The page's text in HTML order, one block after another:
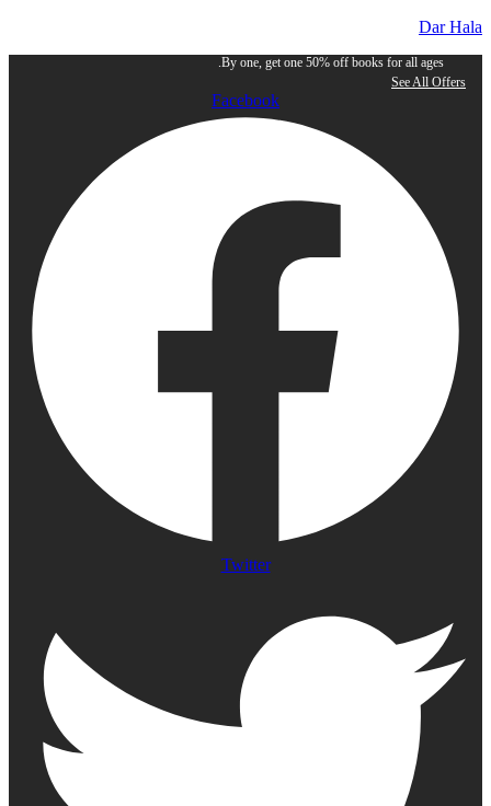
Dar Hala
By one, get one 50% off books for all ages.
See All Offers
Facebook
Twitter